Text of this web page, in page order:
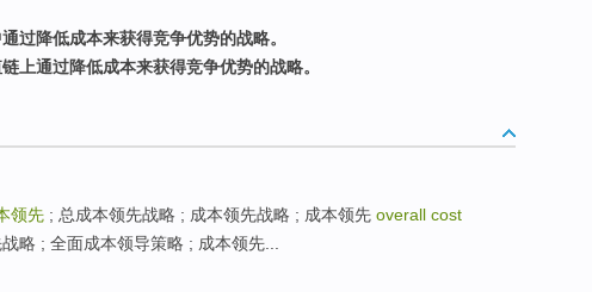
过降低成本来获得竞争优势的战略。
上通过降低成本来获得竞争优势的战略。
领先 ; 总成本领先战略 ; 成本领先战略 ; 成本领先 overall cost
略 ; 全面成本领导策略 ; 成本领先...